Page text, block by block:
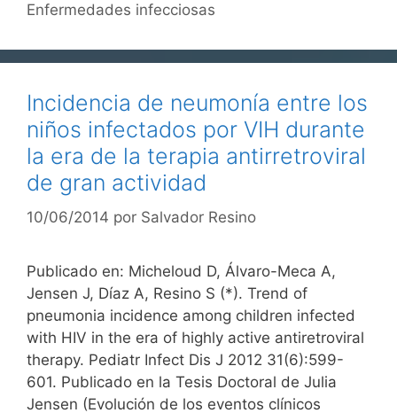
Enfermedades infecciosas
Incidencia de neumonía entre los
niños infectados por VIH durante
la era de la terapia antirretroviral
de gran actividad
10/06/2014 por Salvador Resino
Publicado en: Micheloud D, Álvaro-Meca A,
Jensen J, Díaz A, Resino S (*). Trend of
pneumonia incidence among children infected
with HIV in the era of highly active antiretroviral
therapy. Pediatr Infect Dis J 2012 31(6):599-
601. Publicado en la Tesis Doctoral de Julia
Jensen (Evolución de los eventos clínicos